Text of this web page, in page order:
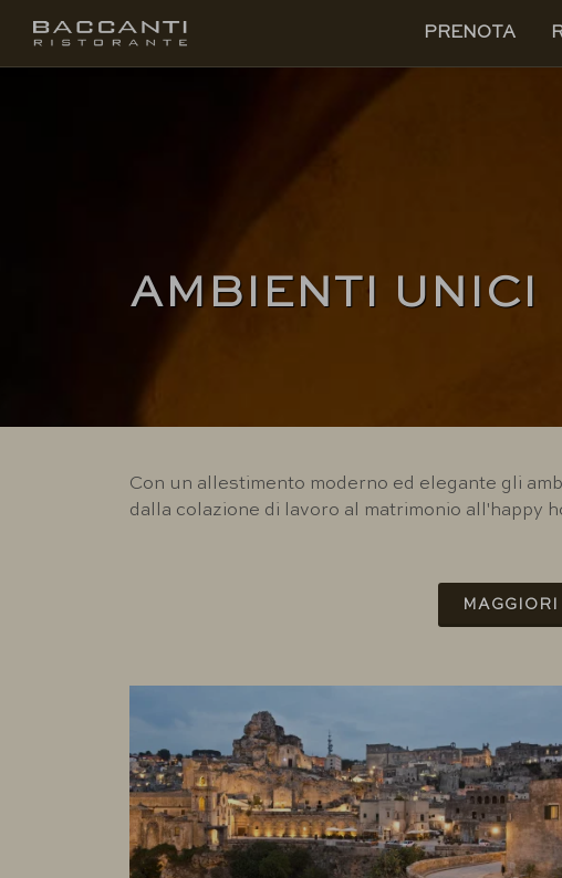
IT PRENOTA
AMBIENTI UNICI
Con un allestimento moderno ed elegante gli
dalla colazione di lavoro al matrimonio all'happy